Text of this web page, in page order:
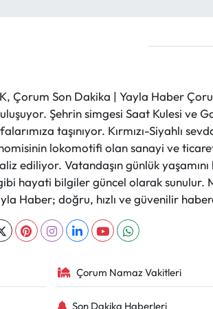
Son Dakika | Yayla Haber
Şehrin simgesi Saat Kulesi ve
taşınıyor. Kırmızı-Siyahlı
lokomotifi olan sanayi ve
ediliyor. Vatandaşın günlük
hayati bilgiler güncel olarak sunulur.
Haber; doğru, hızlı ve güvenilir
Çorum Namaz Vakitleri
Son Dakika Haberleri